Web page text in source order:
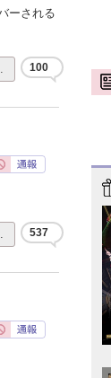
ーされる
100
537